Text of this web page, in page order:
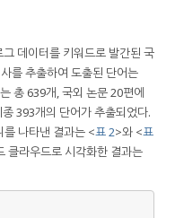
데이터를 키워드로 발간된 국
를 추출하여 도출된 단어는
총 639개, 국외 논문 20편에
393개의 단어가 추출되었다.
를 나타낸 결과는 <표 2>와 <표
클라우드로 시각화한 결과는